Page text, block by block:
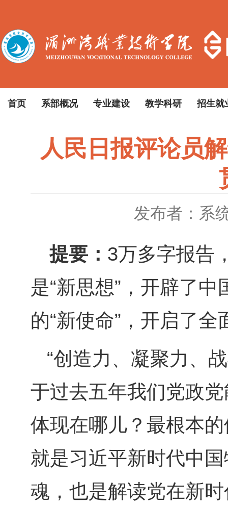
首页 系部概况 专业建设 教学科研 招生就
人民日报评论员
发布者：系
提要： 3万多字报告
是“新思想”，开辟了
的“新使命”，开启了
“创造力、凝聚力、
于过去五年我们党政
体现在哪儿？最根本
就是习近平新时代中
魂，也是解读党在新